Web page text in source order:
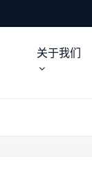
关于我们